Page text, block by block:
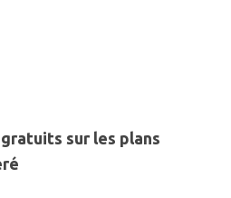
sur les plans